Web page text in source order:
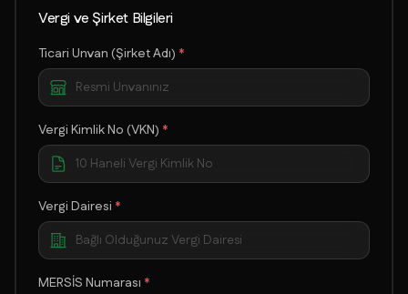
Vergi ve Şirket Bilgileri
Ticari Unvan (Şirket Adı) *
Vergi Kimlik No (VKN) *
Vergi Dairesi *
MERSİS Numarası *